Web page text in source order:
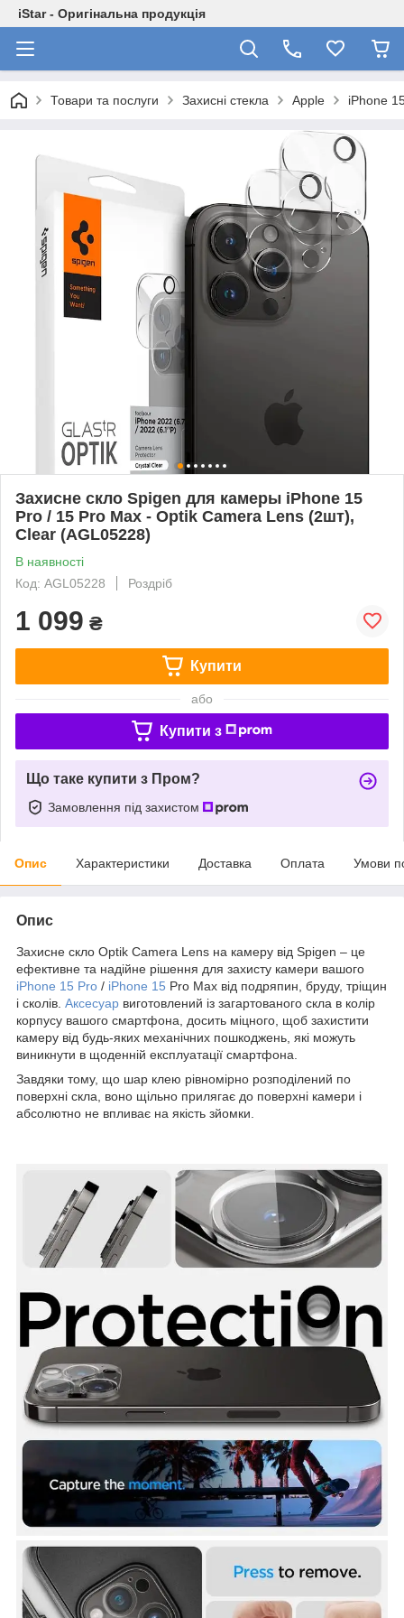
iStar - Оригінальна продукція
Товари та послуги Захисні стекла Apple iPhone
Захисне скло Spigen для камеры iPhone 15
Pro / 15 Pro Max - Optik Camera Lens (2шт),
Clear (AGL05228)
В наявності
Код: AGL05228
Роздріб
1 099 ₴
Купити
або
Купити з
Що таке купити з Пром?
Замовлення під захистом
Опис Характеристики Доставка Оплата Умови
Опис
Захисне скло Optik Camera Lens на камеру від Spigen – це
ефективне та надійне рішення для захисту камери вашого
iPhone 15 Pro / iPhone 15 Pro Max від подряпин, бруду, тріщин
і сколів. Аксесуар виготовлений із загартованого скла в колір
корпусу вашого смартфона, досить міцного, щоб захистити
камеру від будь-яких механічних пошкоджень, які можуть
виникнути в щоденній експлуатації смартфона.
Завдяки тому, що шар клею рівномірно розподілений по
поверхні скла, воно щільно прилягає до поверхні камери і
абсолютно не впливає на якість зйомки.